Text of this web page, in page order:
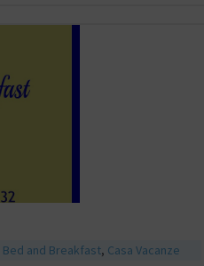
Bed and Breakfast, Casa Vacanze